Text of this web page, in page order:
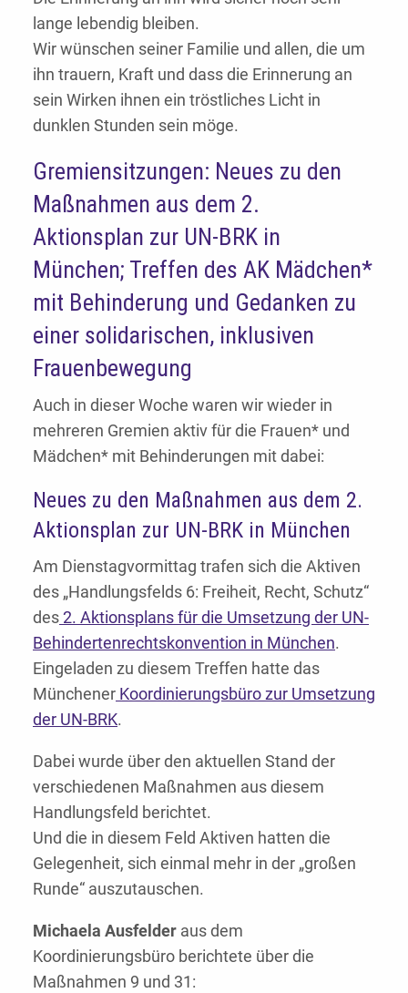
lange lebendig bleiben.
Wir wünschen seiner Familie und allen, die um
ihn trauern, Kraft und dass die Erinnerung an
sein Wirken ihnen ein tröstliches Licht in
dunklen Stunden sein möge.
Gremiensitzungen: Neues zu den
Maßnahmen aus dem 2.
Aktionsplan zur UN-BRK in
München; Treffen des AK Mädchen*
mit Behinderung und Gedanken zu
einer solidarischen, inklusiven
Frauenbewegung
Auch in dieser Woche waren wir wieder in
mehreren Gremien aktiv für die Frauen* und
Mädchen* mit Behinderungen mit dabei:
Neues zu den Maßnahmen aus dem 2.
Aktionsplan zur UN-BRK in München
Am Dienstagvormittag trafen sich die Aktiven
des „Handlungsfelds 6: Freiheit, Recht, Schutz“
des2. Aktionsplans für die Umsetzung der UN-
Behindertenrechtskonvention in München.
Eingeladen zu diesem Treffen hatte das
Münchener Koordinierungsbüro zur Umsetzung
der UN-BRK.
Dabei wurde über den aktuellen Stand der
verschiedenen Maßnahmen aus diesem
Handlungsfeld berichtet.
Und die in diesem Feld Aktiven hatten die
Gelegenheit, sich einmal mehr in der „großen
Runde“ auszutauschen.
Michaela Ausfelder aus dem
Koordinierungsbüro berichtete über die
Maßnahmen 9 und 31: